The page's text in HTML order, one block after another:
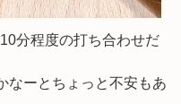
分程度の打ち合わせだ
なーとちょっと不安もあ